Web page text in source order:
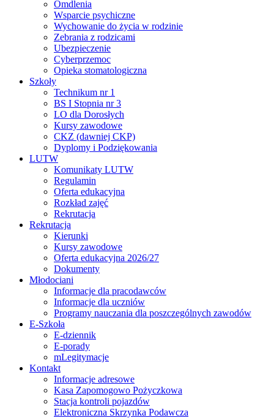
Omdlenia
Wsparcie psychiczne
Wychowanie do życia w rodzinie
Zebrania z rodzicami
Ubezpieczenie
Cyberprzemoc
Opieka stomatologiczna
Szkoły
Technikum nr 1
BS I Stopnia nr 3
LO dla Dorosłych
Kursy zawodowe
CKZ (dawniej CKP)
Dyplomy i Podziękowania
LUTW
Komunikaty LUTW
Regulamin
Oferta edukacyjna
Rozkład zajęć
Rekrutacja
Rekrutacja
Kierunki
Kursy zawodowe
Oferta edukacyjna 2026/27
Dokumenty
Młodociani
Informacje dla pracodawców
Informacje dla uczniów
Programy nauczania dla poszczególnych zawodów
E-Szkoła
E-dziennik
E-porady
mLegitymacje
Kontakt
Informacje adresowe
Kasa Zapomogowo Pożyczkowa
Stacja kontroli pojazdów
Elektroniczna Skrzynka Podawcza